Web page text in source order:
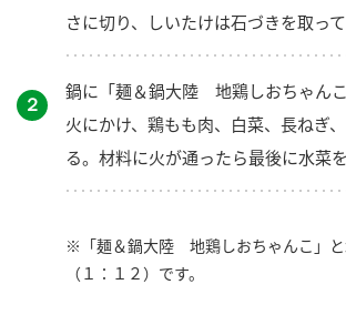
さに切り、しいたけは石づきを取って
２
鍋に「麺＆鍋大陸 地鶏しおちゃん
火にかけ、鶏もも肉、白菜、長ねぎ
る。材料に火が通ったら最後に水菜を
※「麺＆鍋大陸 地鶏しおちゃんこ」と
（１：１２）です。